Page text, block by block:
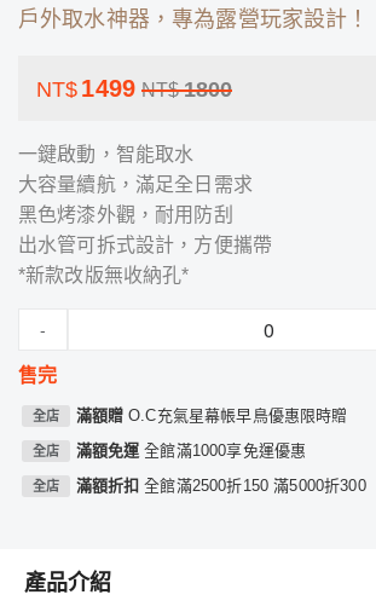
戶外取水神器，專為露營玩家設計！
NT$ 1499 NT$1800
一鍵啟動，智能取水
大容量續航，滿足全日需求
黑色烤漆外觀，耐用防刮
出水管可拆式設計，方便攜帶
*新款改版無收納孔*
-
售完
全店 滿額贈O.C充氣星幕帳早鳥優惠限時贈
全店 滿額免運全館滿1000享免運優惠
全店 滿額折扣全館滿2500折150 滿5000折300
產品介紹